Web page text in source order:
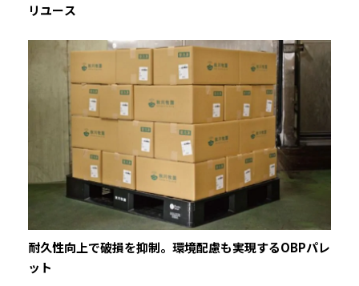
リユース
耐久性向上で破損を抑制。環境配慮も実現するOBPパレ
ット